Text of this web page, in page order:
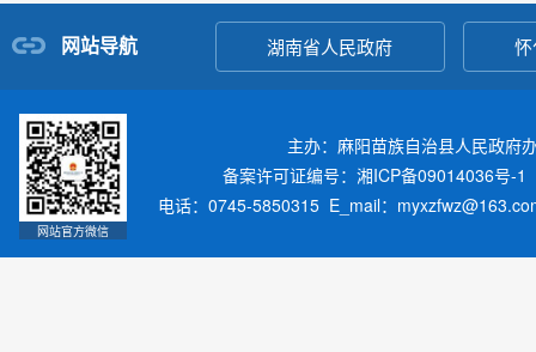
网站导航 湖南省人民政府
网站官方微信
主办：麻阳苗族自治县人民政
备案许可证编号：湘ICP备09014036号-1
电话：0745-5850315 E_mail：